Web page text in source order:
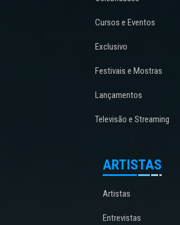
Cursos e Eventos
Exclusivo
Festivais e Mostras
Lançamentos
Televisão e Streaming
ARTISTAS
Artistas
Entrevistas